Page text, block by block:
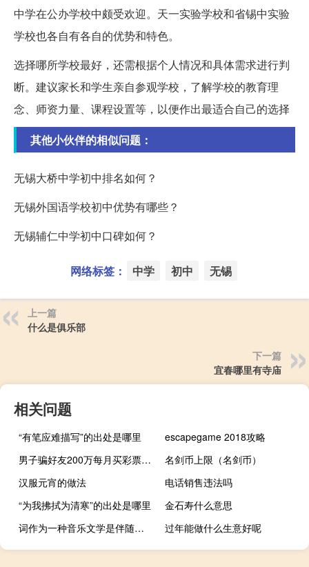
中学在公办学校中颇受欢迎。天一实验学校和省锡中实验
学校也各自有各自的优势和特色。
选择哪所学校最好，还需根据个人情况和具体需求进行判
断。建议家长和学生亲自参观学校，了解学校的教育理
念、师资力量、课程设置等，以便作出最适合自己的选择
其他小伙伴的相似问题：
无锡大桥中学初中排名如何？
无锡外国语学校初中优势有哪些？
无锡辅仁中学初中口碑如何？
网络标签： 中学 初中 无锡
上一篇
什么是俱乐部
下一篇
宜春哪里有寺庙
相关问题
“有笔应难描写”的出处是哪里
escapegame 2018攻略
男子骗好友200万每月买彩票全输光被抓时正想卖房继续买彩票 到底什么情况呢
名剑币上限（名剑币）
汉服元宵的做法
电话销售违法吗
“为我拂拭为清寒”的出处是哪里
金石寿什么意思
词作为一种音乐文学是伴随何种音乐而兴起的
过年能做什么生意好呢